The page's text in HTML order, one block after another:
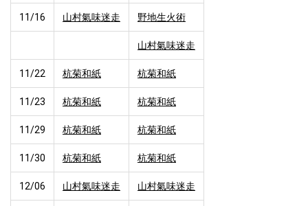
11/16 山村氣味迷走 野地生火術
山村氣味迷走
11/22 杭菊和紙 杭菊和紙
11/23 杭菊和紙 杭菊和紙
11/29 杭菊和紙 杭菊和紙
11/30 杭菊和紙 杭菊和紙
12/06 山村氣味迷走 山村氣味迷走